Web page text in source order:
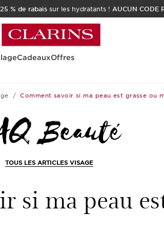
25 % de rabais sur les hydratants ! AUCUN CODE
CadeauxOffres
Comment savoir si ma peau est grasse ou
TOUS LES ARTICLES VISAGE
si ma peau